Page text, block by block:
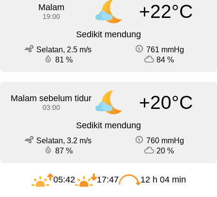
Malam
19:00 +22°C
Sedikit mendung
Selatan, 2.5 m/s
761 mmHg
81 %
84 %
Malam sebelum tidur
03:00 +20°C
Sedikit mendung
Selatan, 3.2 m/s
760 mmHg
87 %
20 %
05:42 17:47 12 h 04 min